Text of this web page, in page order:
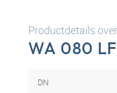
Productdetails over
WA 080
DN